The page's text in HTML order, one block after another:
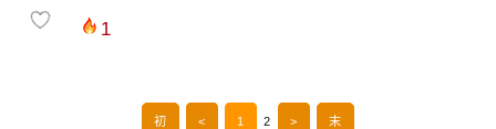
1
初 < 1 2 > 末